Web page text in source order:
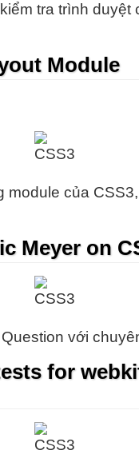
tra trình duyệt
Module
module của
Meyer on
với
for